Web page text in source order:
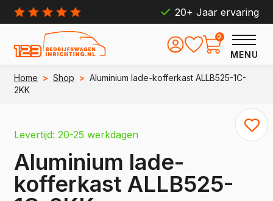
20+ Jaar ervaring
MENU
0
Home > Shop > Aluminium lade-kofferkast ALLB525-1C-
2KK
Levertijd: 20-25 werkdagen
Aluminium lade-
kofferkast ALLB525-